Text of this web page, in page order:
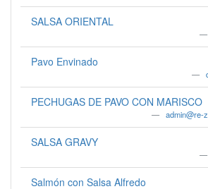
SALSA ORIENTAL
Pavo Envinado
PECHUGAS DE PAVO CON MARISCO
admin@re-
SALSA GRAVY
Salmón con Salsa Alfredo